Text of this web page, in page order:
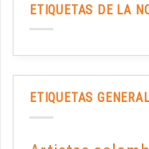
ETIQUETAS DE LA
ETIQUETAS